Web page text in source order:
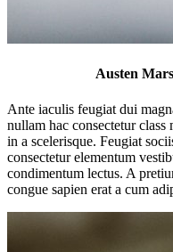
Austen
Ante iaculis feugiat dui
nullam hac consectetur
in a scelerisque. Feugiat
consectetur elementum
condimentum lectus. A
congue sapien erat a cum